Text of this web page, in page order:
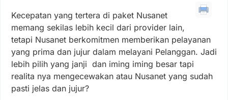
Kecepatan yang tertera di paket Nusanet
memang sekilas lebih kecil dari provider lain,
tetapi Nusanet berkomitmen memberikan pelayanan
yang prima dan jujur dalam melayani Pelanggan. Jadi
lebih pilih yang janji dan iming iming besar tapi
realita nya mengecewakan atau Nusanet yang sudah
pasti jelas dan jujur?